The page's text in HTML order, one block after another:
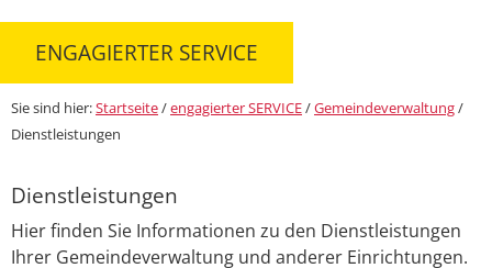
ENGAGIERTER SERVICE
Sie sind hier:Startseite/engagierter SERVICE/Gemeindeverwaltung/
Dienstleistungen
Dienstleistungen
Hier finden Sie Informationen zu den Dienstleistungen
Ihrer Gemeindeverwaltung und anderer Einrichtungen.